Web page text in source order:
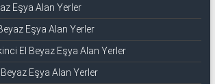
Eşya Alan Yerler
Eşya Alan Yerler
El Beyaz Eşya Alan Yerler
Eşya Alan Yerler